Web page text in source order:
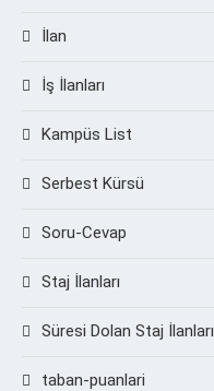
İlan
İş İlanları
Kampüs List
Serbest Kürsü
Soru-Cevap
Staj İlanları
Süresi Dolan Staj İlanları
taban-puanlari